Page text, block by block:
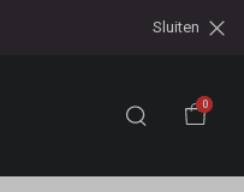
Sluiten
0